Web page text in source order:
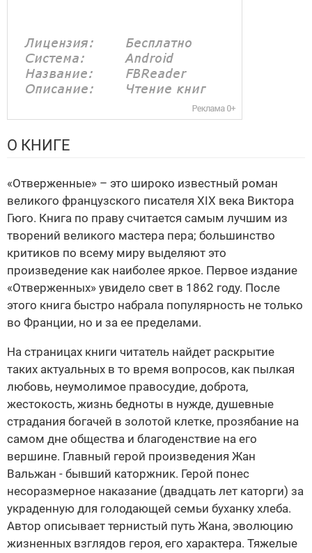
О КНИГЕ
«Отверженные» – это широко известный роман
великого французского писателя XIX века Виктора
Гюго. Книга по праву считается самым лучшим из
творений великого мастера пера; большинство
критиков по всему миру выделяют это
произведение как наиболее яркое. Первое издание
«Отверженных» увидело свет в 1862 году. После
этого книга быстро набрала популярность не только
во Франции, но и за ее пределами.
На страницах книги читатель найдет раскрытие
таких актуальных в то время вопросов, как пылкая
любовь, неумолимое правосудие, доброта,
жестокость, жизнь бедноты в нужде, душевные
страдания богачей в золотой клетке, прозябание на
самом дне общества и благоденствие на его
вершине. Главный герой произведения Жан
Вальжан - бывший каторжник. Герой понес
несоразмерное наказание (двадцать лет каторги) за
украденную для голодающей семьи буханку хлеба.
Автор описывает тернистый путь Жана, эволюцию
жизненных взглядов героя, его характера. Тяжелые